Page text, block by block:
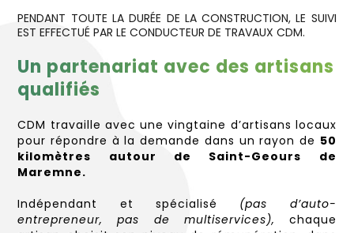
Réalisations
Contact
PENDANT TOUTE LA DURÉE DE LA CONSTRUCTION, LE SUIVI
EST EFFECTUÉ PAR LE CONDUCTEUR DE TRAVAUX CDM.
Un partenariat avec des artisans
qualifiés
CDM travaille avec une vingtaine d’artisans locaux
pour répondre à la demande dans un rayon de 50
kilomètres autour de Saint-Geours de
Maremne.
Indépendant et spécialisé (pas d’auto-
entrepreneur, pas de multiservices), chaque